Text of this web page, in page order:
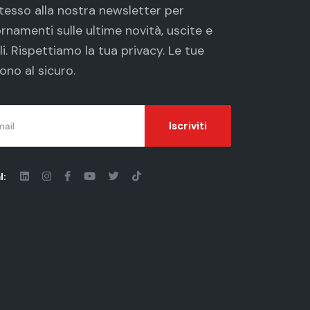
alla nostra newsletter per
sulle ultime novità, uscite e
Rispettiamo la tua privacy. Le tue
al sicuro.
Iscriviti